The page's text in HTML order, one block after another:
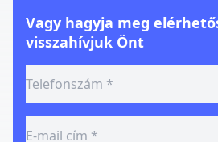
Vagy hagyja meg
visszahívjuk Önt